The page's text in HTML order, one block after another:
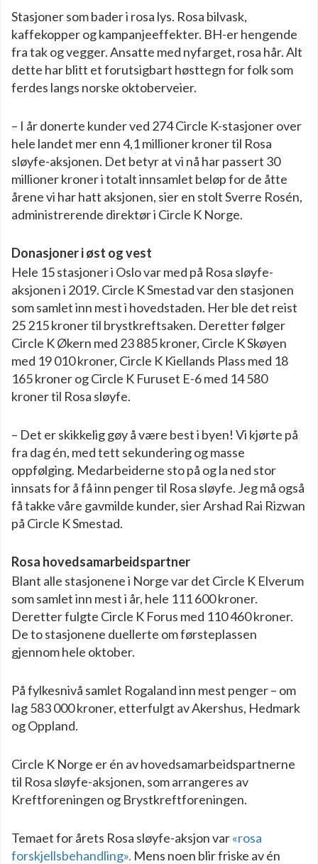
Stasjoner som bader i rosa lys. Rosa bilvask,
kaffekopper og kampanjeeffekter. BH-er hengende
fra tak og vegger. Ansatte med nyfarget, rosa hår. Alt
dette har blitt et forutsigbart høsttegn for folk som
ferdes langs norske oktoberveier.
– I år donerte kunder ved 274 Circle K-stasjoner over
hele landet mer enn 4,1 millioner kroner til Rosa
sløyfe-aksjonen. Det betyr at vi nå har passert 30
millioner kroner i totalt innsamlet beløp for de åtte
årene vi har hatt aksjonen, sier en stolt Sverre Rosén,
administrerende direktør i Circle K Norge.
Donasjoner i øst og vest
Hele 15 stasjoner i Oslo var med på Rosa sløyfe-
aksjonen i 2019. Circle K Smestad var den stasjonen
som samlet inn mest i hovedstaden. Her ble det reist
25 215 kroner til brystkreftsaken. Deretter følger
Circle K Økern med 23 885 kroner, Circle K Skøyen
med 19 010 kroner, Circle K Kiellands Plass med 18
165 kroner og Circle K Furuset E-6 med 14 580
kroner til Rosa sløyfe.
– Det er skikkelig gøy å være best i byen! Vi kjørte på
fra dag én, med tett sekundering og masse
oppfølging. Medarbeiderne sto på og la ned stor
innsats for å få inn penger til Rosa sløyfe. Jeg må også
få takke våre gavmilde kunder, sier Arshad Rai Rizwan
på Circle K Smestad.
Rosa hovedsamarbeidspartner
Blant alle stasjonene i Norge var det Circle K Elverum
som samlet inn mest i år, hele 111 600 kroner.
Deretter fulgte Circle K Forus med 110 460 kroner.
De to stasjonene duellerte om førsteplassen
gjennom hele oktober.
På fylkesnivå samlet Rogaland inn mest penger – om
lag 583 000 kroner, etterfulgt av Akershus, Hedmark
og Oppland.
Circle K Norge er én av hovedsamarbeidspartnerne
til Rosa sløyfe-aksjonen, som arrangeres av
Kreftforeningen og Brystkreftforeningen.
Temaet for årets Rosa sløyfe-aksjon var«rosa
forskjellsbehandling». Mens noen blir friske av én